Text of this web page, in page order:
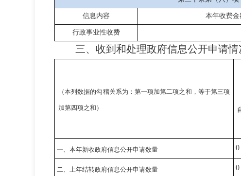
信息内容 本年收费金
行政事业性收费
三、收到和处理政府信息公开申请情
（本列数据的勾稽关系为：第一项加第二项之和，等于第三项
加第四项之和）
一、本年新收政府信息公开申请数量 0
二、上年结转政府信息公开申请数量 0